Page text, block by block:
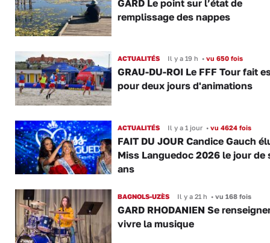
GARD Le point sur l’état de
remplissage des nappes
ACTUALITÉS Il y a 19 h •vu 650 fois
GRAU-DU-ROI Le FFF Tour fait
pour deux jours d'animations
ACTUALITÉS Il y a 1 jour •vu 4624 fois
FAIT DU JOUR Candice Gauch
Miss Languedoc 2026 le jour de
ans
BAGNOLS-UZÈS Il y a 21 h •vu 168 fois
GARD RHODANIEN Se
vivre la musique